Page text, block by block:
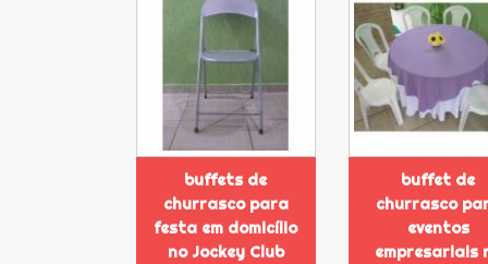
buffets de
churrasco para
festa em domicílio
no Jockey Club
buffet de
churrasco
eventos
empresariais